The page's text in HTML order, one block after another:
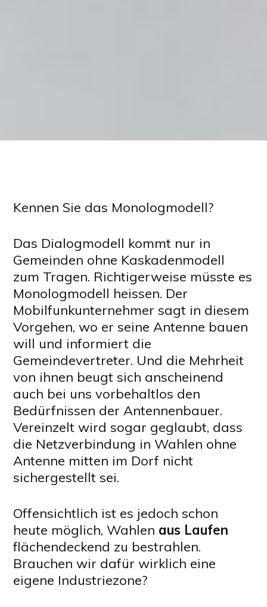
Kennen Sie das Monologmodell?
Das Dialogmodell kommt nur in
Gemeinden ohne Kaskadenmodell
zum Tragen. Richtigerweise müsste es
Monologmodell heissen. Der
Mobilfunkunternehmer sagt in diesem
Vorgehen, wo er seine Antenne bauen
will und informiert die
Gemeindevertreter. Und die Mehrheit
von ihnen beugt sich anscheinend
auch bei uns vorbehaltlos den
Bedürfnissen der Antennenbauer.
Vereinzelt wird sogar geglaubt, dass
die Netzverbindung in Wahlen ohne
Antenne mitten im Dorf nicht
sichergestellt sei.
Offensichtlich ist es jedoch schon
heute möglich, Wahlen aus Laufen
flächendeckend zu bestrahlen.
Brauchen wir dafür wirklich eine
eigene Industriezone?